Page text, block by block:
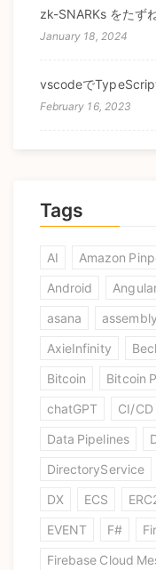
zk-SNARKs をたず
January 18, 2024
vscodeでTypeScript
February 16, 2023
Tags
AI Amazon
Android
asana
assembly
AxieInfinity
Bitcoin
Bitcoin
chatGPT
CI/CD
Data Pipelines
DirectoryService
DX
ECS
EVENT
F#
Firebase Cloud